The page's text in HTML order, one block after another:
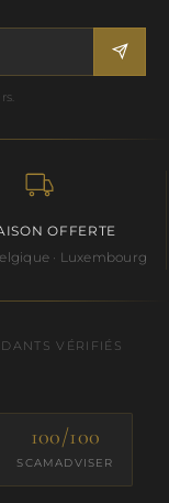
OFFERTE
· Luxembourg
VÉRIFIÉS
100/100
SCAMADVISER